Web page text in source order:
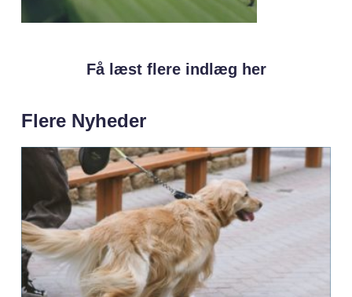
Få læst flere indlæg her
Flere Nyheder